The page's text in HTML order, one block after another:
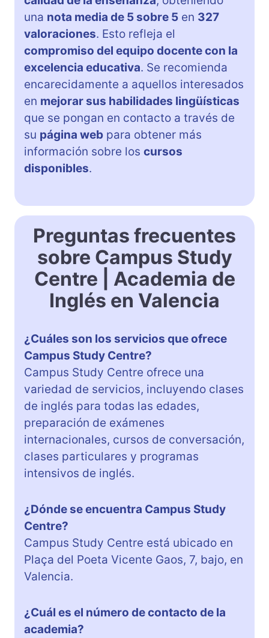
una nota media de 5 sobre 5 en 327
valoraciones. Esto refleja el
compromiso del equipo docente con la
excelencia educativa. Se recomienda
encarecidamente a aquellos interesados
en mejorar sus habilidades lingüísticas
que se pongan en contacto a través de
su página web para obtener más
información sobre los cursos
disponibles.
Preguntas frecuentes
sobre Campus Study
Centre | Academia de
Inglés en Valencia
¿Cuáles son los servicios que ofrece
Campus Study Centre?
Campus Study Centre ofrece una
variedad de servicios, incluyendo clases
de inglés para todas las edades,
preparación de exámenes
internacionales, cursos de conversación,
clases particulares y programas
intensivos de inglés.
¿Dónde se encuentra Campus Study
Centre?
Campus Study Centre está ubicado en
Plaça del Poeta Vicente Gaos, 7, bajo, en
Valencia.
¿Cuál es el número de contacto de la
academia?